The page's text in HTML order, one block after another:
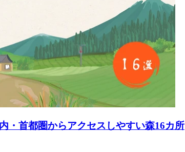
・首都圏からアクセスしやすい森16カ所